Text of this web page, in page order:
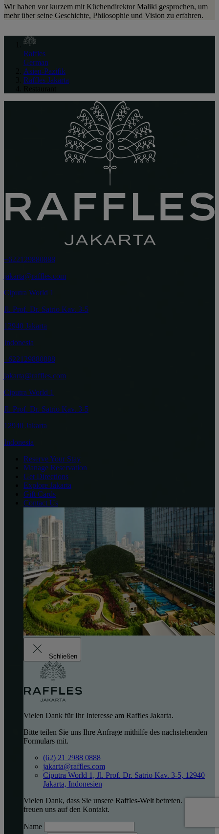
Wir haben vor kurzem mit Küchendirektor Maliki gesprochen, um
mehr über seine Geschichte, Philosophie und Vision zu erfahren.
Raffles
German
Asien-Pazifik
Raffles Jakarta
+622129880888
jakarta@raffles.com
Ciputra World 1
Jl. Prof. Dr. Satrio Kav. 3-5
12940 Jakarta
Indonesia
+622129880888
jakarta@raffles.com
Ciputra World 1
Jl. Prof. Dr. Satrio Kav. 3-5
12940 Jakarta
Indonesia
Reserve Your Stay
Manage Reservation
Get Directions
Explore Jakarta
Gift Cards
Contact Us
Schließen
Vielen Dank für Ihr Interesse am Raffles Jakarta.
Bitte teilen Sie uns Ihre Anfrage mithilfe des nachstehenden
Formulars mit.
(62) 21 2988 0888
jakarta@raffles.com
Ciputra World 1, Jl. Prof. Dr. Satrio Kav. 3-5, 12940
Jakarta, Indonesien
Vielen Dank, dass Sie unsere Raffles-Welt betreten. Wir
freuen uns auf den Kontakt.
Name